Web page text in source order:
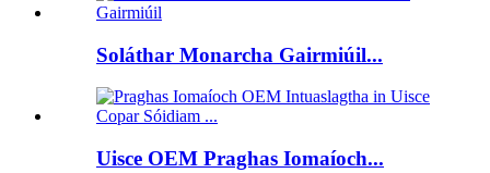
Soláthar Monarcha Gairmiúil...
Uisce OEM Praghas Iomaíoch...